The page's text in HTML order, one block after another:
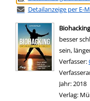
Detailanzeige per E-
besser
sein,
Verfasser:
Jahr:2018
Verlag: